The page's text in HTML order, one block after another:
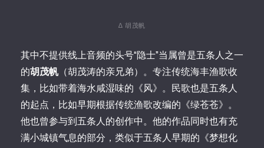
∆ 胡茂帆
其中不提供线上音频的头号“隐士”当属曾是五条人之一
的胡茂帆（胡茂涛的亲兄弟）。专注传统海丰渔歌收
集，比如带着海水咸湿味的《风》。民歌也是五条人
的起点，比如早期根据传统渔歌改编的《绿苍苍》。
他也曾参与到五条人的创作中。他的作品同时也有充
满小城镇气息的部分，类似于五条人早期的《梦想化